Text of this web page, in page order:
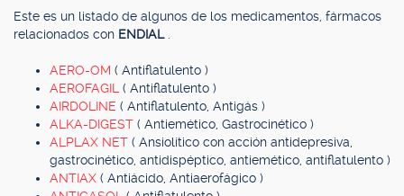
Este es un listado de algunos de los medicamentos, fármacos
relacionados con ENDIAL
AERO-OM ( Antiflatulento )
AEROFAGIL ( Antiflatulento )
AIRDOLINE ( Antiflatulento, Antigás )
ALKA-DIGEST ( Antiemético, Gastrocinético )
ALPLAX NET ( Ansiolítico con acción antidepresiva,
gastrocinético, antidispéptico, antiemético, antiflatulento )
ANTIAX ( Antiácido, Antiaerofágico )